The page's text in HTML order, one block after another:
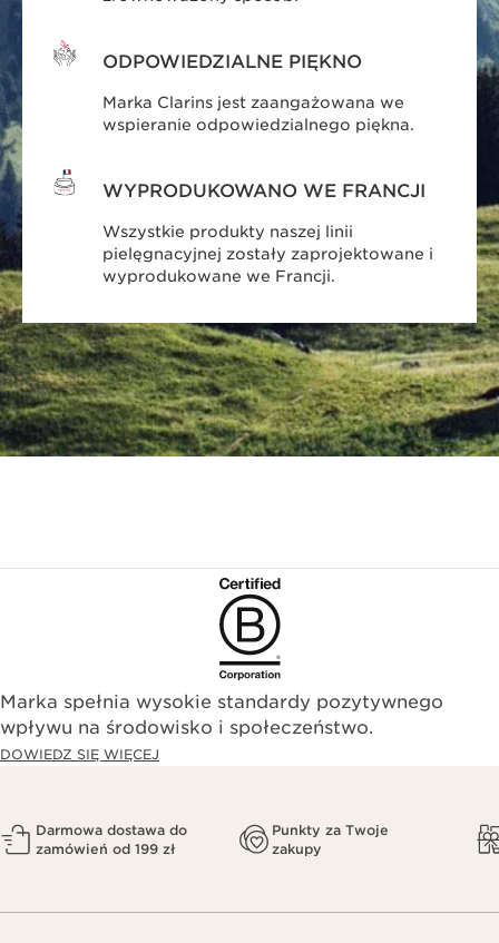
ODPOWIEDZIALNE PIĘKNO
Marka Clarins jest zaangażowana we
wspieranie odpowiedzialnego piękna.
WYPRODUKOWANO WE FRANCJI
Wszystkie produkty naszej linii
pielęgnacyjnej zostały zaprojektowane i
wyprodukowane we Francji.
Marka spełnia wysokie standardy pozytywnego
wpływu na środowisko i społeczeństwo.​
DOWIEDZ SIĘ WIĘCEJ
Darmowa dostawa do
zamówień od 199 zł
Punkty za Twoje
zakupy